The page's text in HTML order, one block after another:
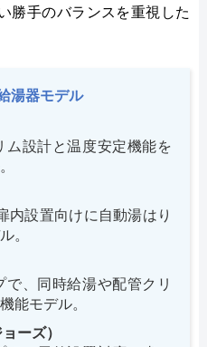
勝手のバランスを重視した
湯器モデル
ム設計と温度安定機能を
内設置向けに自動湯はり
。
、同時給湯や配管クリ
能モデル。
ーズ）